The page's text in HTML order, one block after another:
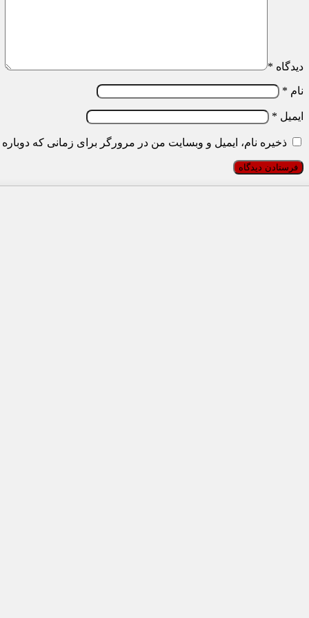
دیدگاه *
نام *
ایمیل *
ذخیره نام، ایمیل و وبسایت من در مرورگر برای زمانی که